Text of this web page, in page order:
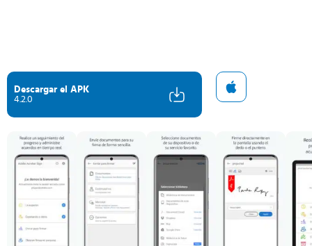
Descargar el APK
4.2.0